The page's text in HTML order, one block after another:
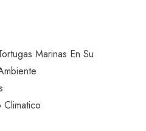
Marinas En Su